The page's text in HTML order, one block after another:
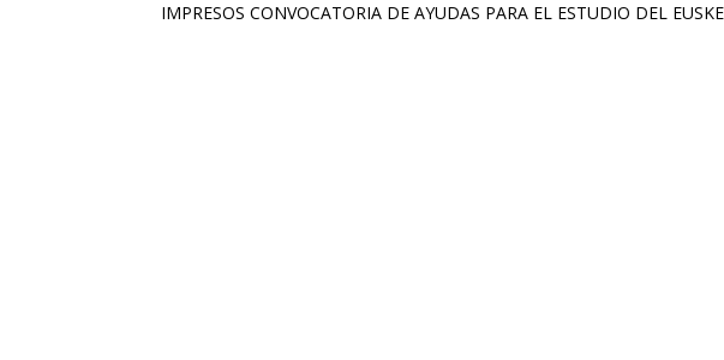
IMPRESOS CONVOCATORIA DE AYUDAS PARA EL ESTUDIO DEL